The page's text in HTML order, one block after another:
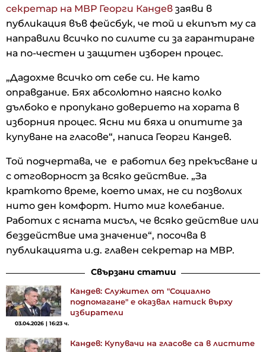
секретар на МВР Георги Кандев заяви в
публикация във фейсбук, че той и екипът му са
направили всичко по силите си за гарантиране
на по-честен и защитен изборен процес.
„Дадохме всичко от себе си. Не като
оправдание. Бях абсолютно наясно колко
дълбоко е пропукано доверието на хората в
изборния процес. Ясни ми бяха и опитите за
купуване на гласове“, написа Георги Кандев.
Той подчертава, че е работил без прекъсване и
с отговорност за всяко действие. „За
краткото време, което имах, не си позволих
нито ден комфорт. Нито миг колебание.
Работих с ясната мисъл, че всяко действие или
бездействие има значение“, посочва в
публикацията и.д. главен секретар на МВР.
Свързани статии
Кандев: Служител от "Социално
подпомагане" е оказвал натиск върху
избиратели
03.04.2026 | 16:23 ч.
Кандев: Купувачи на гласове са в листите